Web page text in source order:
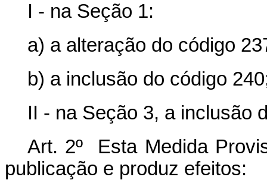
I - na Seção 1:
a) a alteração do código
b) a inclusão do código
II - na Seção 3, a inclusão
Art. 2º Esta Medida
publicação e produz efeitos: